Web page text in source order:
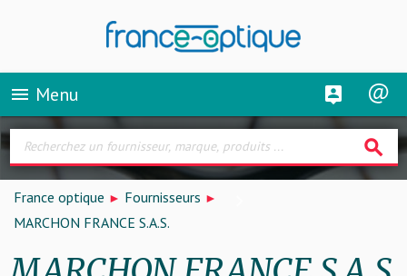
menu Menu
search
France optique
Fournisseurs
MARCHON FRANCE S.A.S.